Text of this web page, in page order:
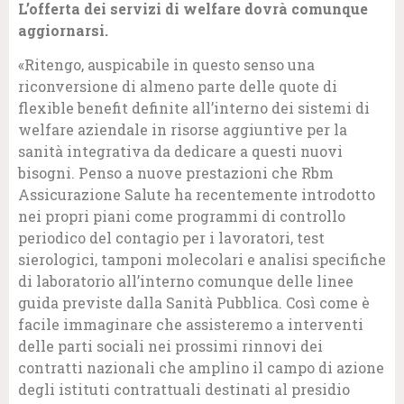
L’offerta dei servizi di welfare dovrà comunque
aggiornarsi.
«Ritengo, auspicabile in questo senso una
riconversione di almeno parte delle quote di
flexible benefit definite all’interno dei sistemi di
welfare aziendale in risorse aggiuntive per la
sanità integrativa da dedicare a questi nuovi
bisogni. Penso a nuove prestazioni che Rbm
Assicurazione Salute ha recentemente introdotto
nei propri piani come programmi di controllo
periodico del contagio per i lavoratori, test
sierologici, tamponi molecolari e analisi specifiche
di laboratorio all’interno comunque delle linee
guida previste dalla Sanità Pubblica. Così come è
facile immaginare che assisteremo a interventi
delle parti sociali nei prossimi rinnovi dei
contratti nazionali che amplino il campo di azione
degli istituti contrattuali destinati al presidio